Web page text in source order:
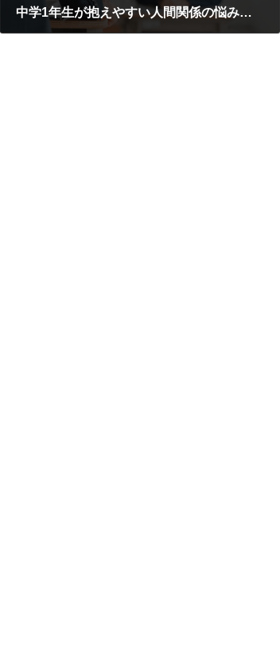
中学1年生が抱えやすい人間関係の悩みとその対処法